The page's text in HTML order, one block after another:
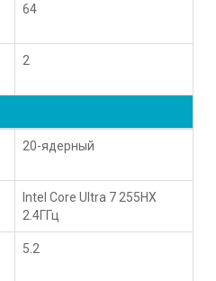
64
2
20-ядерный
Intel Core Ultra 7 255HX
2.4ГГц
5.2